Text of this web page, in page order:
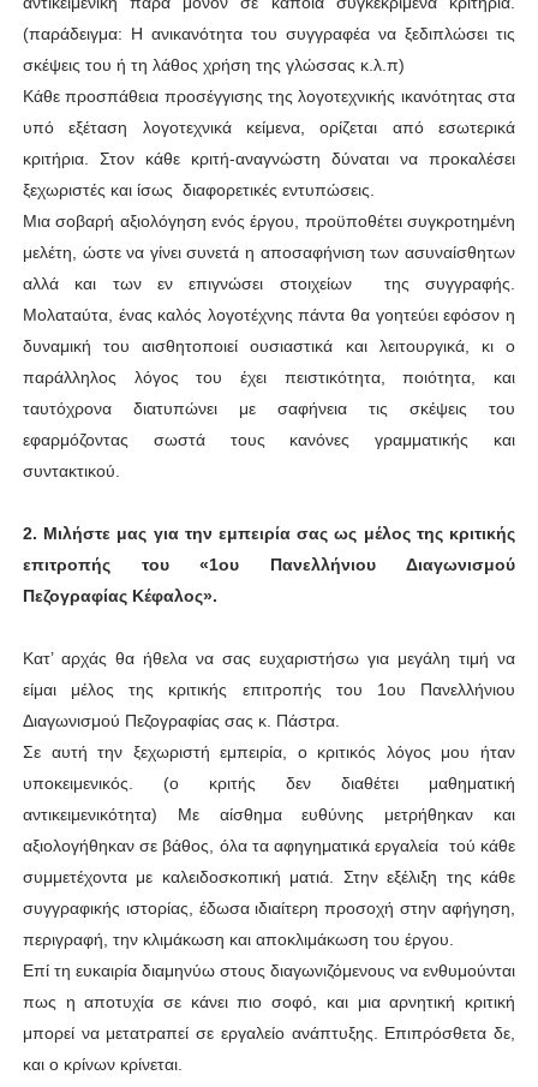
(παράδειγμα: Η ανικανότητα του συγγραφέα να ξεδιπλώσει τις
σκέψεις του ή τη λάθος χρήση της γλώσσας κ.λ.π)
Κάθε προσπάθεια προσέγγισης της λογοτεχνικής ικανότητας στα
υπό εξέταση λογοτεχνικά κείμενα, ορίζεται από εσωτερικά
κριτήρια. Στον κάθε κριτή-αναγνώστη δύναται να προκαλέσει
ξεχωριστές και ίσως διαφορετικές εντυπώσεις.
Μια σοβαρή αξιολόγηση ενός έργου, προϋποθέτει συγκροτημένη
μελέτη, ώστε να γίνει συνετά η αποσαφήνιση των ασυναίσθητων
αλλά και των εν επιγνώσει στοιχείων της συγγραφής.
Μολαταύτα, ένας καλός λογοτέχνης πάντα θα γοητεύει εφόσον η
δυναμική του αισθητοποιεί ουσιαστικά και λειτουργικά, κι ο
παράλληλος λόγος του έχει πειστικότητα, ποιότητα, και
ταυτόχρονα διατυπώνει με σαφήνεια τις σκέψεις του
εφαρμόζοντας σωστά τους κανόνες γραμματικής και
συντακτικού.
2. Μιλήστε μας για την εμπειρία σας ως μέλος της κριτικής
επιτροπής του «1ου Πανελλήνιου Διαγωνισμού
Πεζογραφίας Κέφαλος».
Κατ’ αρχάς θα ήθελα να σας ευχαριστήσω για μεγάλη τιμή να
είμαι μέλος της κριτικής επιτροπής του 1ου Πανελλήνιου
Διαγωνισμού Πεζογραφίας σας κ. Πάστρα.
Σε αυτή την ξεχωριστή εμπειρία, ο κριτικός λόγος μου ήταν
υποκειμενικός. (ο κριτής δεν διαθέτει μαθηματική
αντικειμενικότητα) Με αίσθημα ευθύνης μετρήθηκαν και
αξιολογήθηκαν σε βάθος, όλα τα αφηγηματικά εργαλεία τού κάθε
συμμετέχοντα με καλειδοσκοπική ματιά. Στην εξέλιξη της κάθε
συγγραφικής ιστορίας, έδωσα ιδιαίτερη προσοχή στην αφήγηση,
περιγραφή, την κλιμάκωση και αποκλιμάκωση του έργου.
Επί τη ευκαιρία διαμηνύω στους διαγωνιζόμενους να ενθυμούνται
πως η αποτυχία σε κάνει πιο σοφό, και μια αρνητική κριτική
μπορεί να μετατραπεί σε εργαλείο ανάπτυξης. Επιπρόσθετα δε,
και ο κρίνων κρίνεται.